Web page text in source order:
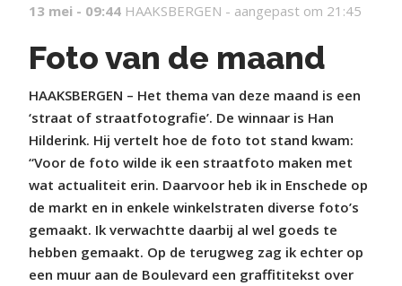
13 mei - 09:44 HAAKSBERGEN - aangepast om 21:45
Foto van de maand
HAAKSBERGEN – Het thema van deze maand is een
‘straat of straatfotografie’. De winnaar is Han
Hilderink. Hij vertelt hoe de foto tot stand kwam:
“Voor de foto wilde ik een straatfoto maken met
wat actualiteit erin. Daarvoor heb ik in Enschede op
de markt en in enkele winkelstraten diverse foto’s
gemaakt. Ik verwachtte daarbij al wel goeds te
hebben gemaakt. Op de terugweg zag ik echter op
een muur aan de Boulevard een graffititekst over